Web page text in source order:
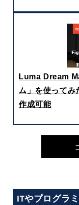
Luma Dream
ム」を使ってみ
作成可能
ITやプログラ